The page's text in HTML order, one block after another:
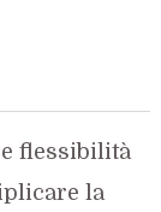
flessibilità
la